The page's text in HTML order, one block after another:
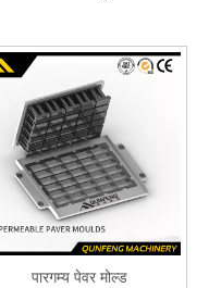
पारगम्य पेवर मोल्ड